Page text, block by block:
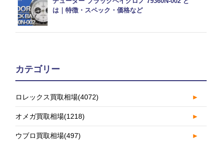
は｜特徴・スペック・価格など
カテゴリー
ロレックス買取相場(4072) ►
オメガ買取相場(1218) ►
ウブロ買取相場(497) ►